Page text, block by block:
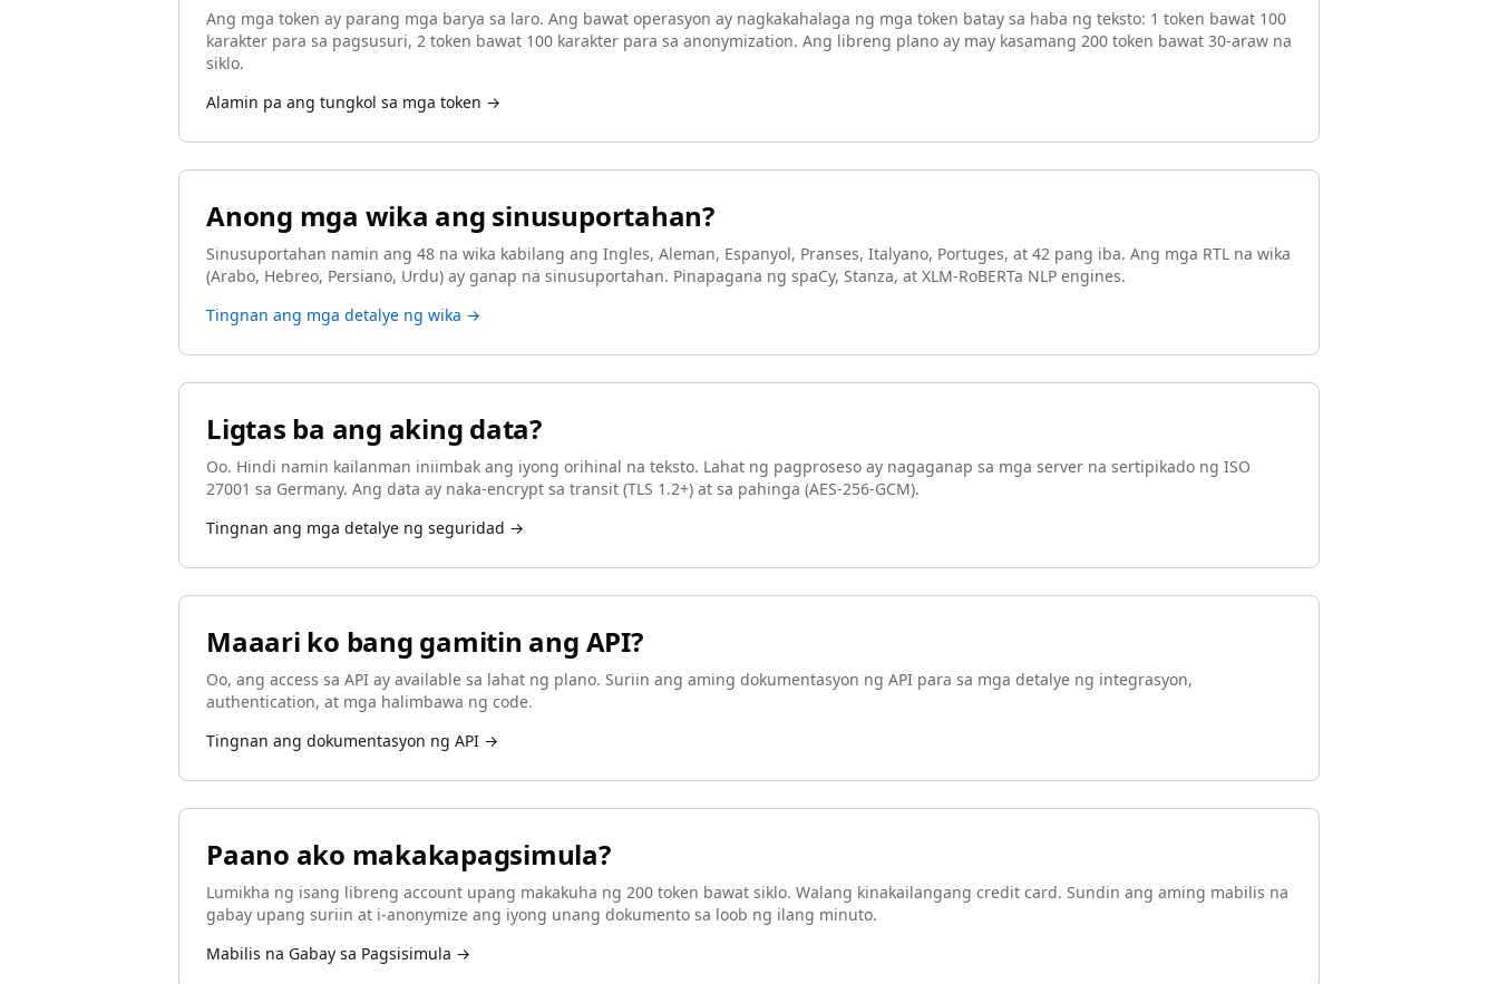
Ang mga token ay parang mga barya sa laro. Ang bawat operasyon ay nagkakahalaga ng mga token batay sa haba ng teksto: 1 token bawat 100
karakter para sa pagsusuri, 2 token bawat 100 karakter para sa anonymization. Ang libreng plano ay may kasamang 200 token bawat 30-araw na
siklo.
Alamin pa ang tungkol sa mga token →
Anong mga wika ang sinusuportahan?
Sinusuportahan namin ang 48 na wika kabilang ang Ingles, Aleman, Espanyol, Pranses, Italyano, Portuges, at 42 pang iba. Ang mga RTL na wika
(Arabo, Hebreo, Persiano, Urdu) ay ganap na sinusuportahan. Pinapagana ng spaCy, Stanza, at XLM-RoBERTa NLP engines.
Tingnan ang mga detalye ng wika →
Ligtas ba ang aking data?
Oo. Hindi namin kailanman iniimbak ang iyong orihinal na teksto. Lahat ng pagproseso ay nagaganap sa mga server na sertipikado ng ISO
27001 sa Germany. Ang data ay naka-encrypt sa transit (TLS 1.2+) at sa pahinga (AES-256-GCM).
Tingnan ang mga detalye ng seguridad →
Maaari ko bang gamitin ang API?
Oo, ang access sa API ay available sa lahat ng plano. Suriin ang aming dokumentasyon ng API para sa mga detalye ng integrasyon,
authentication, at mga halimbawa ng code.
Tingnan ang dokumentasyon ng API →
Paano ako makakapagsimula?
Lumikha ng isang libreng account upang makakuha ng 200 token bawat siklo. Walang kinakailangang credit card. Sundin ang aming mabilis na
gabay upang suriin at i-anonymize ang iyong unang dokumento sa loob ng ilang minuto.
Mabilis na Gabay sa Pagsisimula →